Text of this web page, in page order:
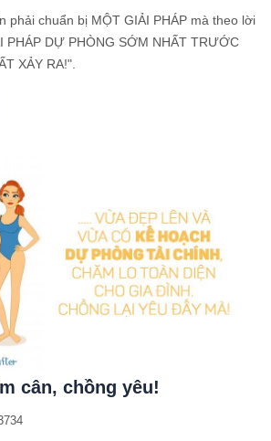
phải chuẩn bị MỘT GIẢI PHÁP mà theo lời
PHÁP DỰ PHÒNG SỚM NHẤT TRƯỚC
XẢY RA!".
cân, chồng yêu!